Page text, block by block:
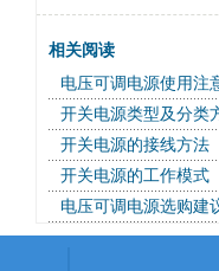
相关阅读
电压可调电源使用注
开关电源类型及分类
开关电源的接线方法
开关电源的工作模式
电压可调电源选购建